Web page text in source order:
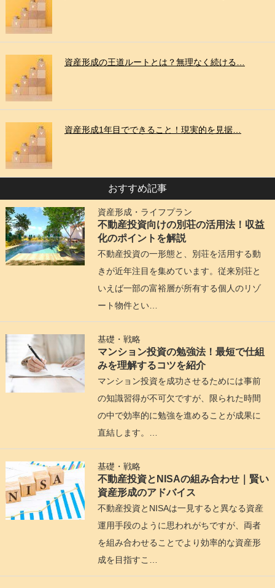
資産形成の王道ルートとは？無理なく続ける…
資産形成1年目でできること！現実的を見据…
おすすめ記事
資産形成・ライフプラン
不動産投資向けの別荘の活用法！収益
化のポイントを解説
不動産投資の一形態と、別荘を活用する動
きが近年注目を集めています。従来別荘と
いえば一部の富裕層が所有する個人のリゾ
ート物件とい…
基礎・戦略
マンション投資の勉強法！最短で仕組
みを理解するコツを紹介
マンション投資を成功させるためには事前
の知識習得が不可欠ですが、限られた時間
の中で効率的に勉強を進めることが成果に
直結します。…
基礎・戦略
不動産投資とNISAの組み合わせ｜賢い
資産形成のアドバイス
不動産投資とNISAは一見すると異なる資産
運用手段のように思われがちですが、両者
を組み合わせることでより効率的な資産形
成を目指すこ…